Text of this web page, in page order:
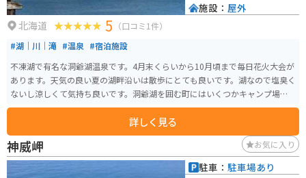
北海道 5 （口コミ1件）
#湖｜川｜滝 #温泉 #宿泊施設
不凍湖で有名な洞爺湖温泉です。4月末くらいから10月頃まで毎日花火大会が
あります。天気の良い夏の湖畔沿いは散歩にとても良いです。湖なので塩臭く
ないし涼しくて気持ち良いです。洞爺湖を囲む町にはいくつかキャンプ場も
あるのでバイクでキャンプに行くのも良いと思います。モーターボートやス
ワンボートもあります。ホテルに宿泊すると夜には窓から花火大会が見られ
ます。冬は寒いですが洞爺湖温泉はそこまでドカ雪が降るわけではないので
雪が積もったとしても比較的歩きやすいです。
詳しく見る
施設： 屋外
神威岬 お気に入り
駐車： 駐車場あり